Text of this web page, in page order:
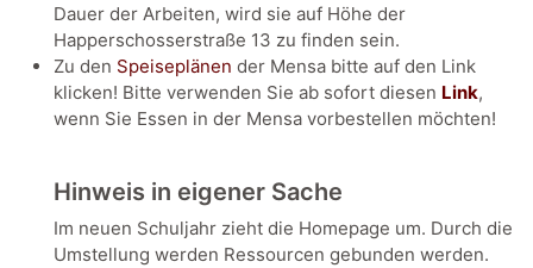
Dauer der Arbeiten, wird sie auf Höhe der
Happerschosserstraße 13 zu finden sein.
Zu den Speiseplänen der Mensa bitte auf den Link
klicken! Bitte verwenden Sie ab sofort diesen Link,
wenn Sie Essen in der Mensa vorbestellen möchten!
Hinweis in eigener Sache
Im neuen Schuljahr zieht die Homepage um. Durch die
Umstellung werden Ressourcen gebunden werden.